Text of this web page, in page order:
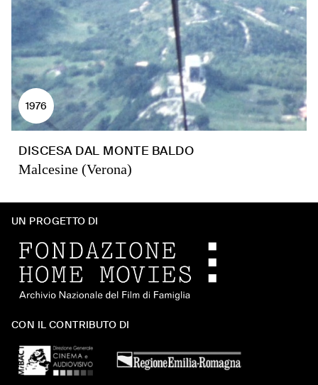
1976
DISCESA DAL MONTE BALDO
Malcesine (Verona)
UN PROGETTO DI
CON IL CONTRIBUTO DI